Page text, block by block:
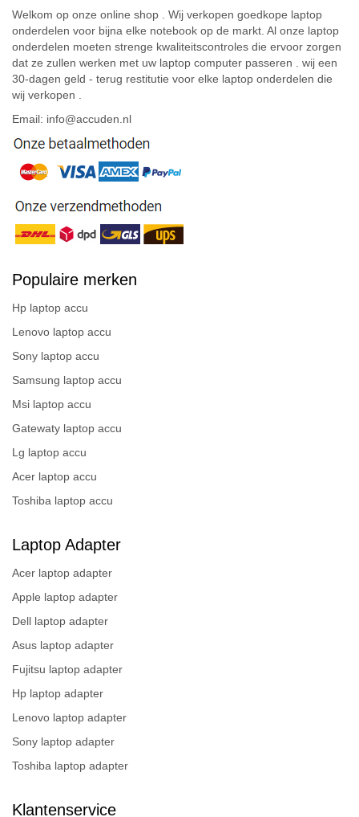
Welkom op onze online shop . Wij verkopen goedkope laptop
onderdelen voor bijna elke notebook op de markt. Al onze laptop
onderdelen moeten strenge kwaliteitscontroles die ervoor zorgen
dat ze zullen werken met uw laptop computer passeren . wij een
30-dagen geld - terug restitutie voor elke laptop onderdelen die
wij verkopen .
Email: info@accuden.nl
Populaire merken
Hp laptop accu
Lenovo laptop accu
Sony laptop accu
Samsung laptop accu
Msi laptop accu
Gatewaty laptop accu
Lg laptop accu
Acer laptop accu
Toshiba laptop accu
Laptop Adapter
Acer laptop adapter
Apple laptop adapter
Dell laptop adapter
Asus laptop adapter
Fujitsu laptop adapter
Hp laptop adapter
Lenovo laptop adapter
Sony laptop adapter
Toshiba laptop adapter
Klantenservice